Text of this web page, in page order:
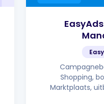
Shopping,
Marktplaats,